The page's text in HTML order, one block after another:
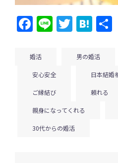
Facebook
LineTwitter
婚活 男の婚活
安心安全 日本結婚
ご縁結び 頼れる
親身になってくれる
30代からの婚活